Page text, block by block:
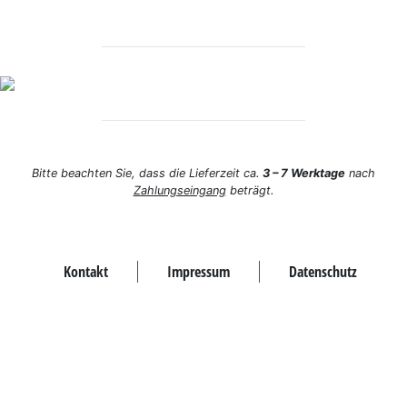
Bitte beachten Sie, dass die Lieferzeit ca. 3 – 7 Werktage nach
Zahlungseingangbeträgt.
Kontakt Impressum Datenschutz